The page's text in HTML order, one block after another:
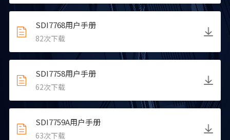
SDI7768用户手册
82次下载
SDI7758用户手册
62次下载
SDI7759A用户手册
63次下载